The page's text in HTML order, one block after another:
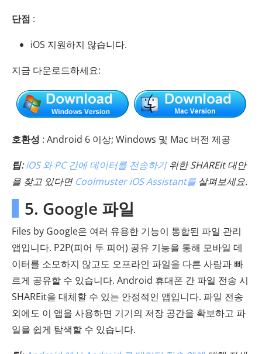
단점 :
iOS 지원하지 않습니다.
지금 다운로드하세요:
호환성 : Android 6 이상; Windows 및 Mac 버전 제공
팁: iOS 와 PC 간에 데이터를 전송하기위한 SHAREit 대안
을 찾고 있다면 Coolmuster iOS Assistant를 살펴보세요.
5. Google 파일
Files by Google은 여러 유용한 기능이 통합된 파일 관리
앱입니다. P2P(피어 투 피어) 공유 기능을 통해 모바일 데
이터를 소모하지 않고도 오프라인 파일을 다른 사람과 빠
르게 공유할 수 있습니다. Android 휴대폰 간 파일 전송 시
SHAREit을 대체할 수 있는 안정적인 앱입니다. 파일 전송
외에도 이 앱을 사용하면 기기의 저장 공간을 확보하고 파
일을 쉽게 탐색할 수 있습니다.